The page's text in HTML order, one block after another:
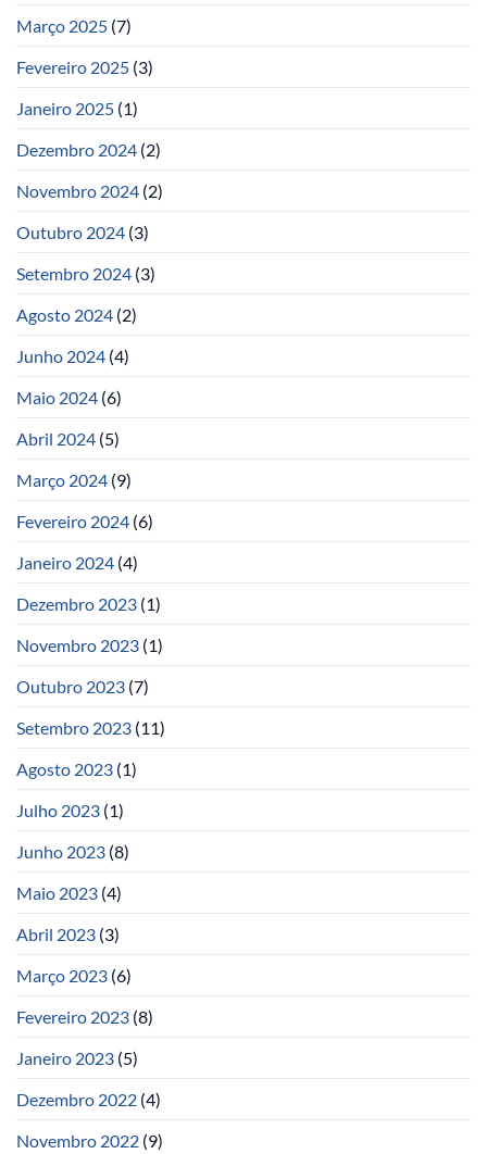
Março 2025 (7)
Fevereiro 2025 (3)
Janeiro 2025 (1)
Dezembro 2024 (2)
Novembro 2024 (2)
Outubro 2024 (3)
Setembro 2024 (3)
Agosto 2024 (2)
Junho 2024 (4)
Maio 2024 (6)
Abril 2024 (5)
Março 2024 (9)
Fevereiro 2024 (6)
Janeiro 2024 (4)
Dezembro 2023 (1)
Novembro 2023 (1)
Outubro 2023 (7)
Setembro 2023 (11)
Agosto 2023 (1)
Julho 2023 (1)
Junho 2023 (8)
Maio 2023 (4)
Abril 2023 (3)
Março 2023 (6)
Fevereiro 2023 (8)
Janeiro 2023 (5)
Dezembro 2022 (4)
Novembro 2022 (9)